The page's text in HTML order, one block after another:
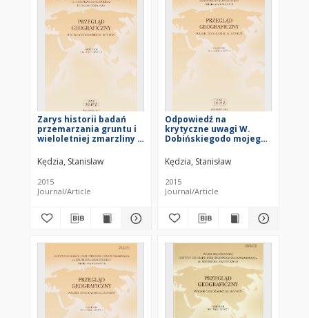
Zarys historii badań
przemarzania gruntu i
wieloletniej zmarzliny w
outline of the history of
ground freezing and
permafrost research in
the Polish Tatra
Mountains
Kędzia, Stanisław
2015
Journal/Article
Odpowiedź na
krytyczne uwagi W.
Dobińskiegodo mojego
Kędzia, Stanisław
2015
Journal/Article